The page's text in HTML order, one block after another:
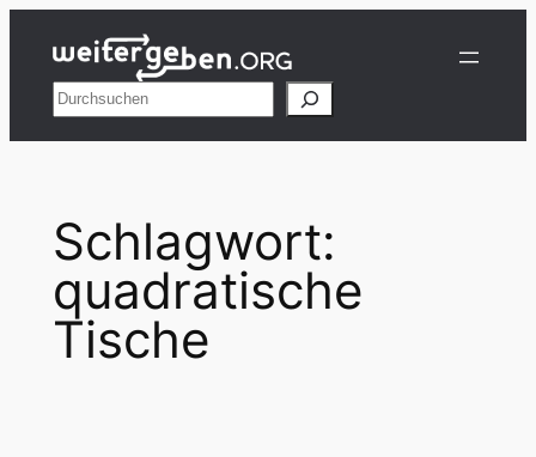
Inhalt
springenSuchen
Schlagwort:
quadratische
Tische